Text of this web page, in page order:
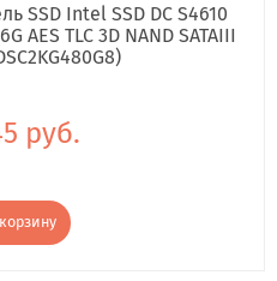
SSD Intel SSD DC S4610
AES TLC 3D NAND SATAIII
руб.